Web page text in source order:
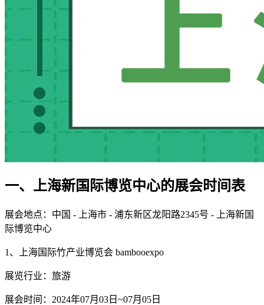
一、上海新国际博览中心的展会时间表
展会地点：中国 - 上海市 - 浦东新区龙阳路2345号 - 上海新国
际博览中心
1、上海国际竹产业博览会 bambooexpo
展览行业：旅游
展会时间：2024年07月03日~07月05日